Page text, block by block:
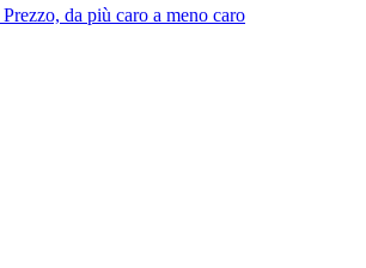
Prezzo, da più caro a meno caro